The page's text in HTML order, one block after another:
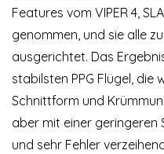
Features vom VIPER 4,
genommen, und sie alle
ausgerichtet. Das
stabilsten PPG Flügel, die
Schnittform und
aber mit einer geringeren
und sehr Fehler